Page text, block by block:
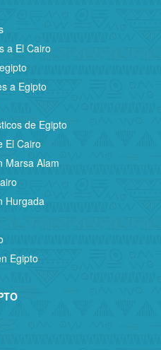
a El Cairo
a Egipto
de Egipto
El Cairo
Marsa Alam
Hurgada
Egipto